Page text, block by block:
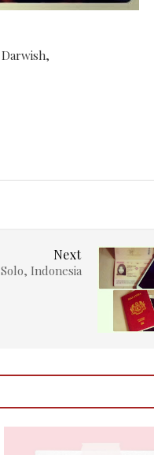
Next
Solo, Indonesia